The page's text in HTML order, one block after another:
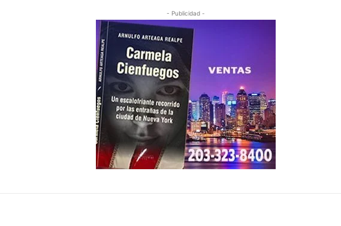
- Publicidad -